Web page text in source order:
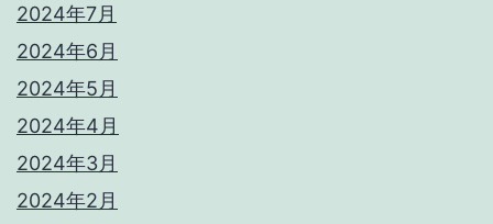
2024年7月
2024年6月
2024年5月
2024年4月
2024年3月
2024年2月